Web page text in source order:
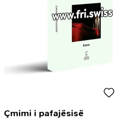
Çmimi i pafajësisë